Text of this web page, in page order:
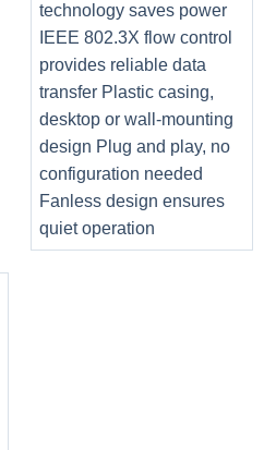
technology saves power
IEEE 802.3X flow control
provides reliable data
transfer Plastic casing,
desktop or wall-mounting
design Plug and play, no
configuration needed
Fanless design ensures
quiet operation